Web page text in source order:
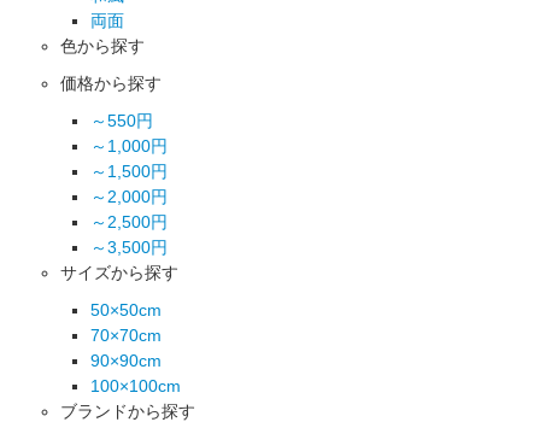
両面
色から探す
価格から探す
～550円
～1,000円
～1,500円
～2,000円
～2,500円
～3,500円
サイズから探す
50×50cm
70×70cm
90×90cm
100×100cm
ブランドから探す